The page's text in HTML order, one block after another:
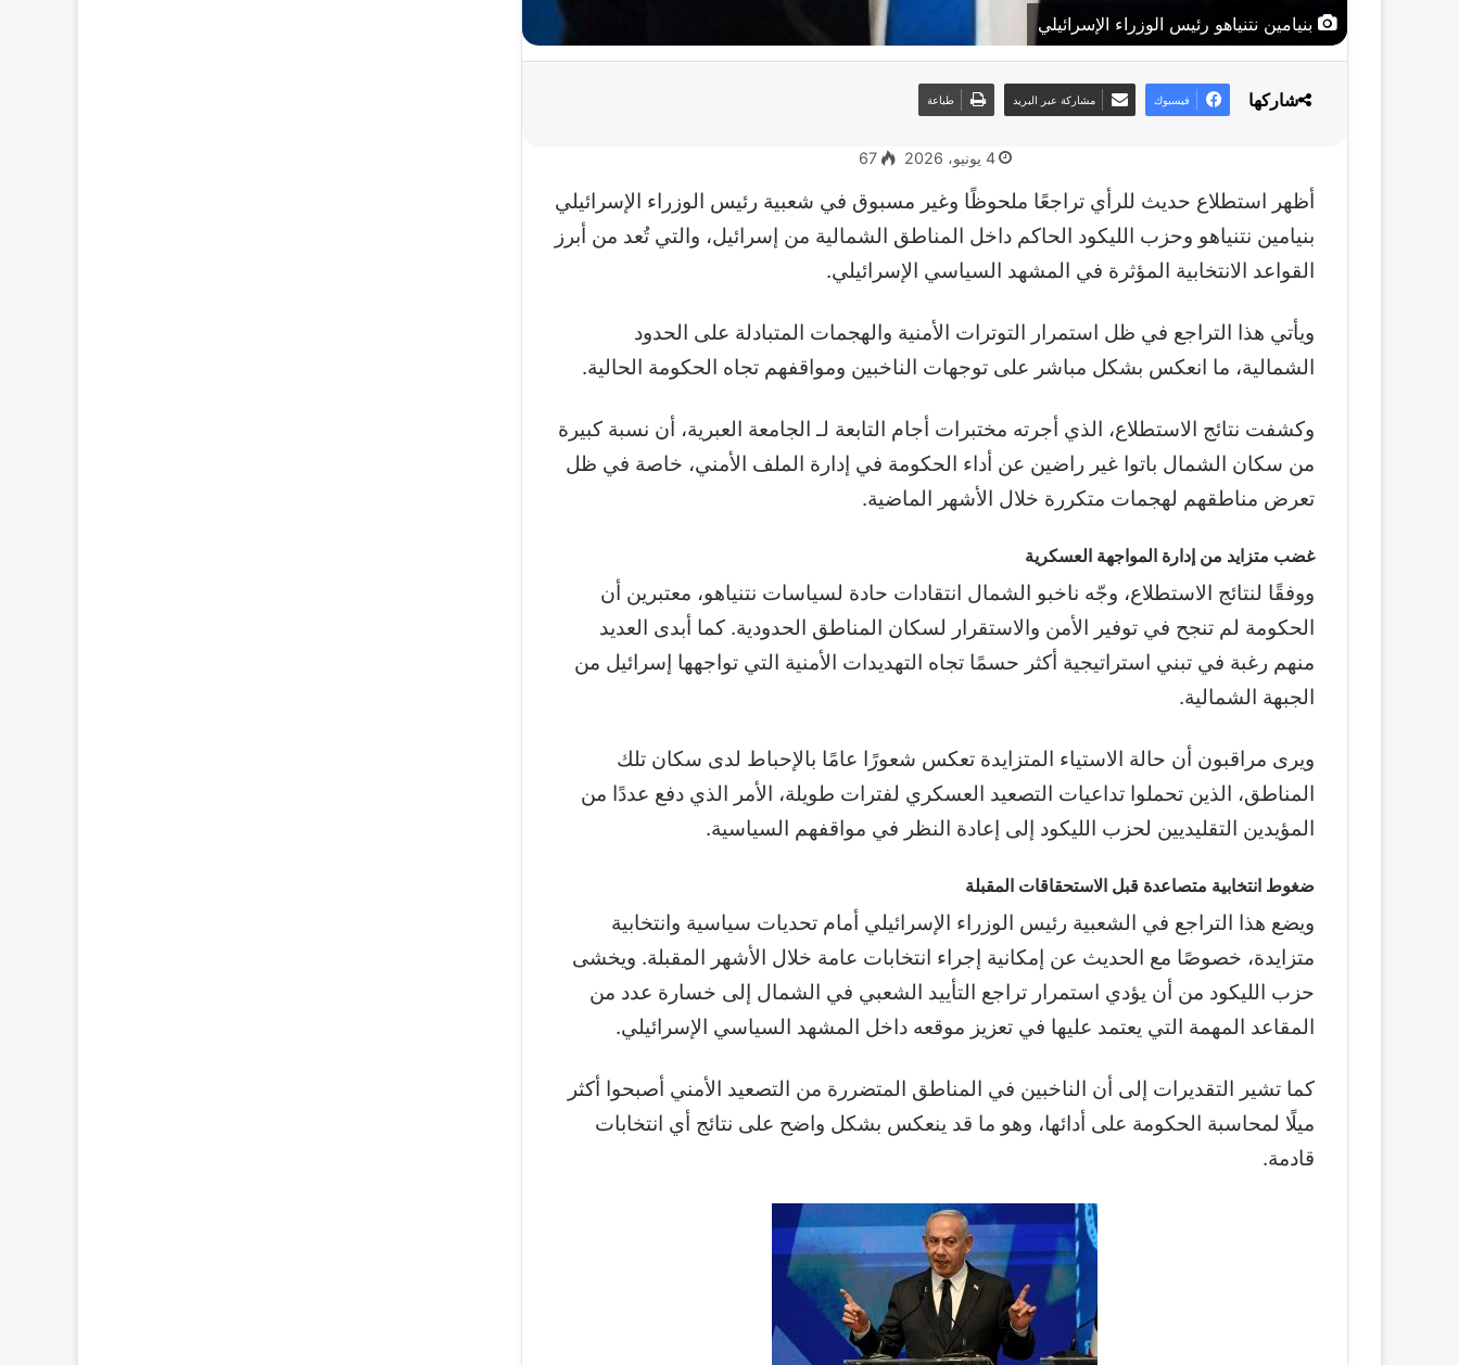
بنيامين نتنياهو رئيس الوزراء الإسرائيلي
4 يونيو، 2026 67
أظهر استطلاع حديث للرأي تراجعًا ملحوظًا وغير مسبوق في شعبية رئيس الوزراء الإسرائيلي
بنيامين نتنياهو وحزب الليكود الحاكم داخل المناطق الشمالية من إسرائيل، والتي تُعد من أبرز
القواعد الانتخابية المؤثرة في المشهد السياسي الإسرائيلي.
ويأتي هذا التراجع في ظل استمرار التوترات الأمنية والهجمات المتبادلة على الحدود
الشمالية، ما انعكس بشكل مباشر على توجهات الناخبين ومواقفهم تجاه الحكومة الحالية.
وكشفت نتائج الاستطلاع، الذي أجرته مختبرات أجام التابعة لـ الجامعة العبرية، أن نسبة كبيرة
من سكان الشمال باتوا غير راضين عن أداء الحكومة في إدارة الملف الأمني، خاصة في ظل
تعرض مناطقهم لهجمات متكررة خلال الأشهر الماضية.
غضب متزايد من إدارة المواجهة العسكرية
ووفقًا لنتائج الاستطلاع، وجّه ناخبو الشمال انتقادات حادة لسياسات نتنياهو، معتبرين أن
الحكومة لم تنجح في توفير الأمن والاستقرار لسكان المناطق الحدودية. كما أبدى العديد
منهم رغبة في تبني استراتيجية أكثر حسمًا تجاه التهديدات الأمنية التي تواجهها إسرائيل من
الجبهة الشمالية.
ويرى مراقبون أن حالة الاستياء المتزايدة تعكس شعورًا عامًا بالإحباط لدى سكان تلك
المناطق، الذين تحملوا تداعيات التصعيد العسكري لفترات طويلة، الأمر الذي دفع عددًا من
المؤيدين التقليديين لحزب الليكود إلى إعادة النظر في مواقفهم السياسية.
ضغوط انتخابية متصاعدة قبل الاستحقاقات المقبلة
ويضع هذا التراجع في الشعبية رئيس الوزراء الإسرائيلي أمام تحديات سياسية وانتخابية
متزايدة، خصوصًا مع الحديث عن إمكانية إجراء انتخابات عامة خلال الأشهر المقبلة. ويخشى
حزب الليكود من أن يؤدي استمرار تراجع التأييد الشعبي في الشمال إلى خسارة عدد من
المقاعد المهمة التي يعتمد عليها في تعزيز موقعه داخل المشهد السياسي الإسرائيلي.
كما تشير التقديرات إلى أن الناخبين في المناطق المتضررة من التصعيد الأمني أصبحوا أكثر
ميلًا لمحاسبة الحكومة على أدائها، وهو ما قد ينعكس بشكل واضح على نتائج أي انتخابات
قادمة.
شاركها فيسبوك مشاركة عبر البريد طباعة